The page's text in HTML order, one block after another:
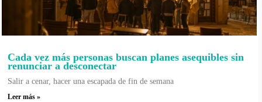
Cada vez más personas buscan planes asequibles sin
renunciar a desconectar
Salir a cenar, hacer una escapada de fin de semana
Leer más »